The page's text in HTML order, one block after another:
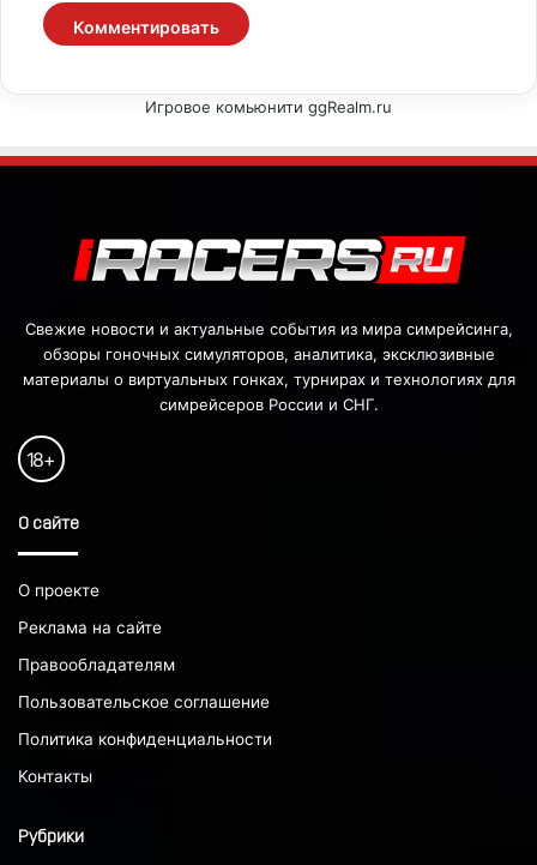
Игровое комьюнити ggRealm.ru
Свежие новости и актуальные события из мира симрейсинга,
обзоры гоночных симуляторов, аналитика, эксклюзивные
материалы о виртуальных гонках, турнирах и технологиях для
симрейсеров России и СНГ.
18+
О сайте
О проекте
Реклама на сайте
Правообладателям
Пользовательское соглашение
Политика конфиденциальности
Контакты
Рубрики